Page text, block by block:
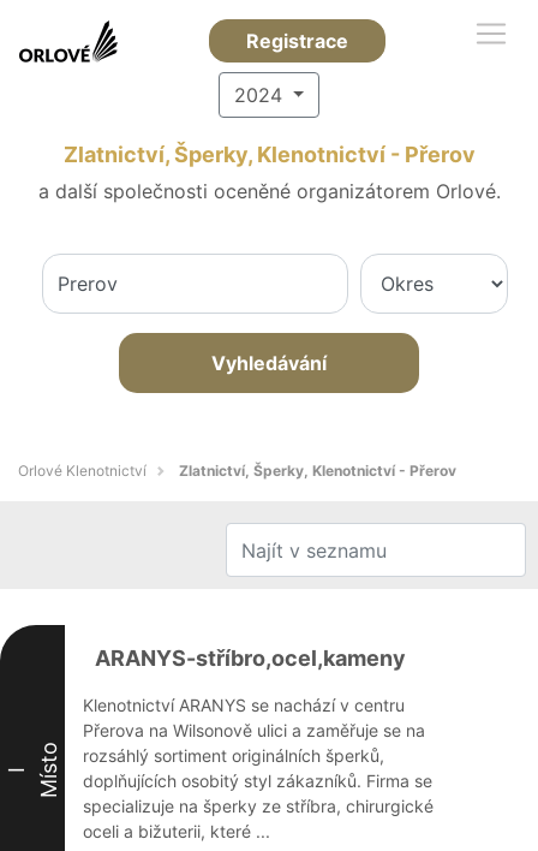
Registrace
2024
Zlatnictví, Šperky, Klenotnictví - Přerov
a další společnosti oceněné organizátorem Orlové.
Vyhledávání
Orlové Klenotnictví Zlatnictví, Šperky, Klenotnictví - Přerov
I Místo
ARANYS-stříbro,ocel,kameny
Klenotnictví ARANYS se nachází v centru
Přerova na Wilsonově ulici a zaměřuje se na
rozsáhlý sortiment originálních šperků,
doplňujících osobitý styl zákazníků. Firma se
specializuje na šperky ze stříbra, chirurgické
oceli a bižuterii, které ...